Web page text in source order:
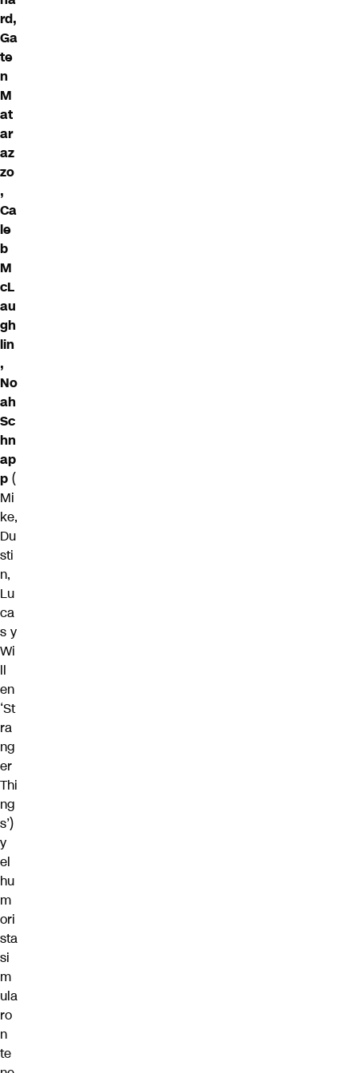
rd,
Ga
te
n
M
at
ar
az
zo
,
Ca
le
b
M
cL
au
gh
lin
,
No
ah
Sc
hn
ap
p (
Mi
ke,
Du
sti
n,
Lu
ca
s y
Wi
ll
en
‘St
ra
ng
er
Thi
ng
s’)
y
el
hu
m
ori
sta
si
m
ula
ro
n
te